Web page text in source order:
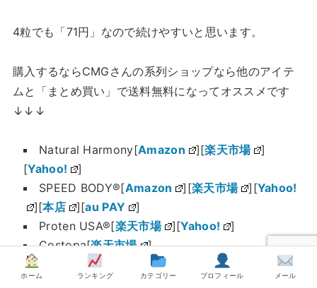
4粒でも「71円」なので続けやすいと思います。
購入するならCMGさんの系列ショップなら他のアイテ
ムと「まとめ買い」で送料無料になってオススメです
↓↓↓
Natural Harmony[Amazon ][楽天市場
]
[Yahoo!
]
SPEED BODY®[Amazon ][楽天市場 ][Yahoo!
][本店 ][au PAY
]
Proten USA®[楽天市場 ][Yahoo!
]
Costopa[楽天市場
]
Women’s Fitness[
Yahoo!
ホーム ランキング カテゴリー プロフィール メール